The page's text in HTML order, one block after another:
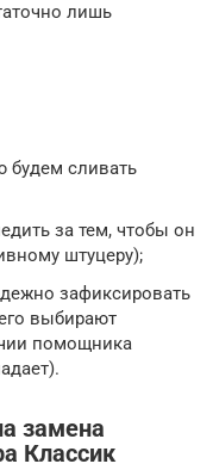
лишь
будем сливать
за тем, чтобы он
штуцеру);
зафиксировать
выбирают
помощника
замена
Классик